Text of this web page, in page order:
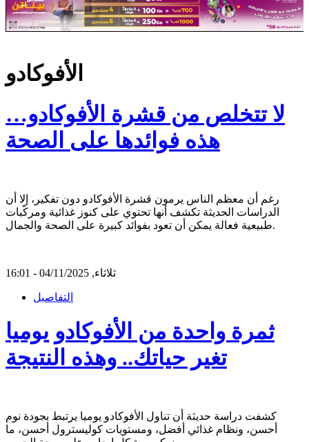
الأفوكادو
لا تتخلص من قشرة الأفوكادو…
هذه فوائدها على الصحة
رغم أن معظم الناس يرمون قشرة الأفوكادو دون تفكير، إلا أن
الدراسات الحديثة تكشف أنها تحتوي على كنوز غذائية ومركّبات
طبيعية فعالة يمكن أن تعود بفوائد كبيرة على الصحة والجمال.
ثلاثاء, 04/11/2025 - 16:01
التفاصيل
ثمرة واحدة من الأفوكادو يوميا
تغير حياتك.. وهذه النتيجة
كشفت دراسة حديثة أن تناول الأفوكادو يوميا يرتبط بجودة نوم
أحسن، ونظام غذائي أفضل، ومستويات كوليسترول أحسن، ما